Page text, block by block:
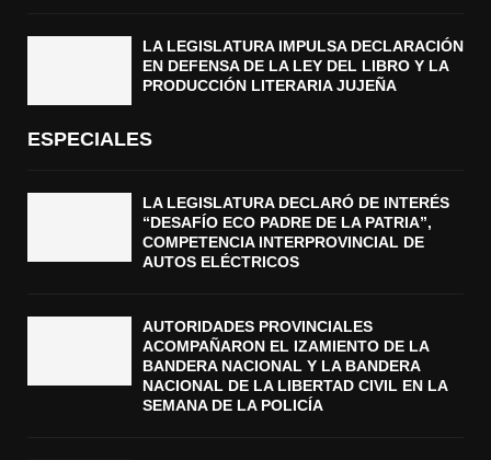
LA LEGISLATURA IMPULSA DECLARACIÓN
EN DEFENSA DE LA LEY DEL LIBRO Y LA
PRODUCCIÓN LITERARIA JUJEÑA
ESPECIALES
LA LEGISLATURA DECLARÓ DE INTERÉS
“DESAFÍO ECO PADRE DE LA PATRIA”,
COMPETENCIA INTERPROVINCIAL DE
AUTOS ELÉCTRICOS
AUTORIDADES PROVINCIALES
ACOMPAÑARON EL IZAMIENTO DE LA
BANDERA NACIONAL Y LA BANDERA
NACIONAL DE LA LIBERTAD CIVIL EN LA
SEMANA DE LA POLICÍA